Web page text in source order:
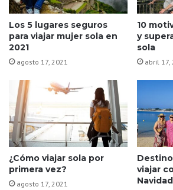
Los 5 lugares seguros
para viajar mujer sola en
2021
agosto 17, 2021
10
y
sola
abril 17,
¿Cómo viajar sola por
primera vez?
agosto 17, 2021
viajar